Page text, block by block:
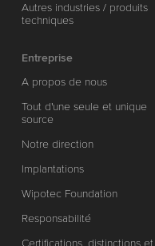
Autres industries / produits
techniques
Entreprise
A propos de nous
Tout d'une seule et unique
source
Notre direction
Implantations
Wipotec Foundation
Responsabilité
Certifications, distinctions et